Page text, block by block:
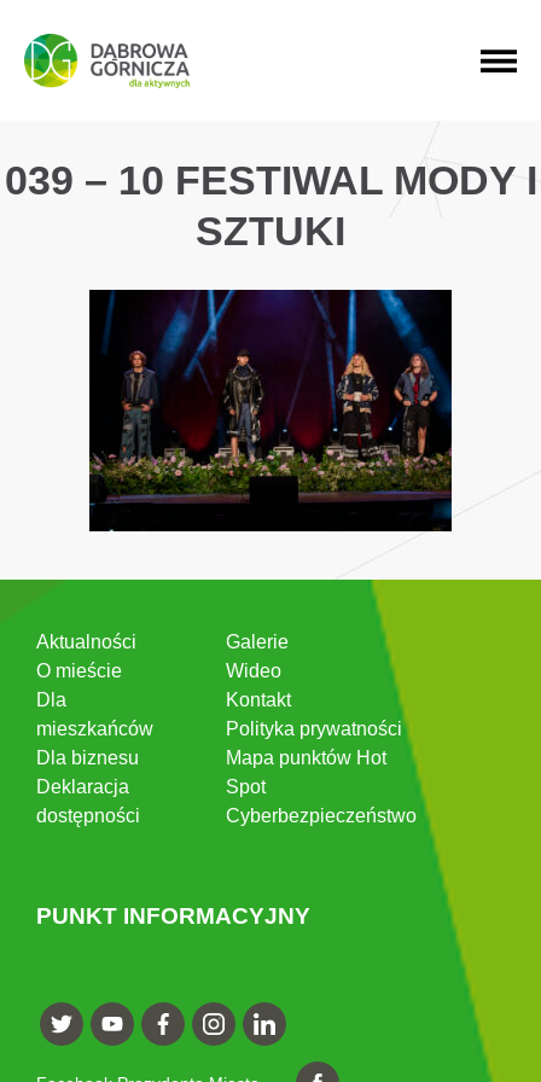
PRZEJDŹ DO MENU GŁÓWNEGO
PRZEJDŹ DO WYSZUKIWARKI
PRZEJDŹ DO TREŚCI
039 – 10 FESTIWAL MODY I
SZTUKI
Aktualności
O mieście
Dla
mieszkańców
Dla biznesu
Deklaracja
dostępności
Galerie
Wideo
Kontakt
Polityka prywatności
Mapa punktów Hot
Spot
Cyberbezpieczeństwo
PUNKT INFORMACYJNY